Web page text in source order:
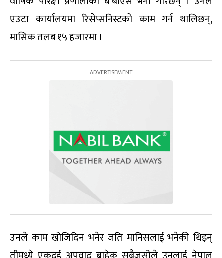
एउटा कार्यालयमा रिसेप्सनिस्टको काम गर्न थालिछन्,
मासिक तलब १५ हजारमा ।
उनले काम खोजिदिन भनेर जति मानिसलाई भनेकी थिइन्